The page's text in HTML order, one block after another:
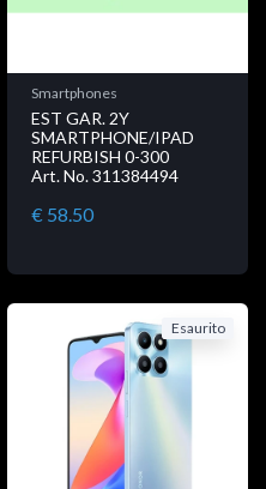
Smartphones
EST GAR. 2Y
SMARTPHONE/IPAD
REFURBISH 0-300
Art. No. 311384494
€ 58.50
Esaurito